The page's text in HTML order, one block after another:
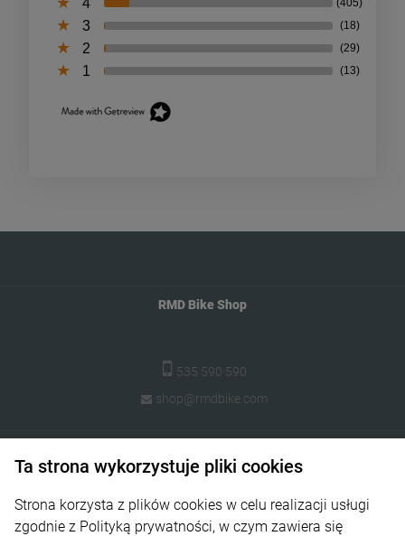
4 (405)
3 (18)
2 (29)
1 (13)
RMD Bike Shop
535 590 590
shop@rmdbike.com
Płatności i dostawa
Ta strona wykorzystuje pliki cookies
Strona korzysta z plików cookies w celu realizacji usługi
zgodnie z Polityką prywatności, w czym zawiera się